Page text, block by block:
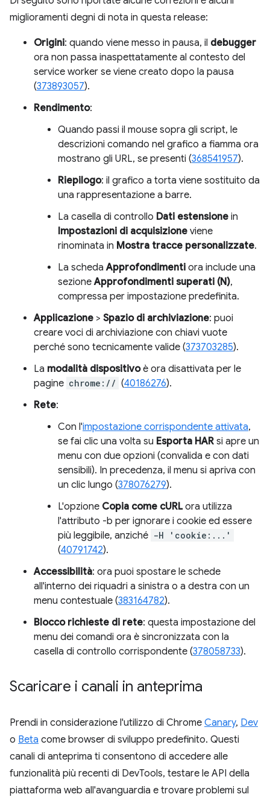
miglioramenti degni di nota in questa release:
Origini: quando viene messo in pausa, il debugger
ora non passa inaspettatamente al contesto del
service worker se viene creato dopo la pausa
(373893057).
Rendimento:
Quando passi il mouse sopra gli script, le
descrizioni comando nel grafico a fiamma ora
mostrano gli URL, se presenti (368541957).
Riepilogo: il grafico a torta viene sostituito da
una rappresentazione a barre.
La casella di controllo Dati estensione in
Impostazioni di acquisizione viene
rinominata in Mostra tracce personalizzate.
La schedaApprofondimenti ora include una
sezioneApprofondimenti superati (N),
compressa per impostazione predefinita.
Applicazione > Spazio di archiviazione: puoi
creare voci di archiviazione con chiavi vuote
perché sono tecnicamente valide (373703285).
La modalità dispositivoè ora disattivata per le
pagine chrome:// (40186276).
Rete:
Con l'impostazione corrispondente attivata,
se fai clic una volta su Esporta HAR si apre un
menu con due opzioni (convalida e con dati
sensibili). In precedenza, il menu si apriva con
un clic lungo (378076279).
L'opzione Copia come cURLora utilizza
l'attributo -b per ignorare i cookie ed essere
più leggibile, anziché -H 'cookie:...'
(40791742).
Accessibilità: ora puoi spostare le schede
all'interno dei riquadri a sinistra o a destra con un
menu contestuale (383164782).
Blocco richieste di rete: questa impostazione del
menu dei comandi ora è sincronizzata con la
casella di controllo corrispondente (378058733).
Scaricare i canali in anteprima
Prendi in considerazione l'utilizzo di Chrome Canary, Dev
o Beta come browser di sviluppo predefinito. Questi
canali di anteprima ti consentono di accedere alle
funzionalità più recenti di DevTools, testare le API della
piattaforma web all'avanguardia e trovare problemi sul